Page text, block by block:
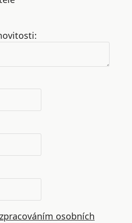
zpracováním osobních